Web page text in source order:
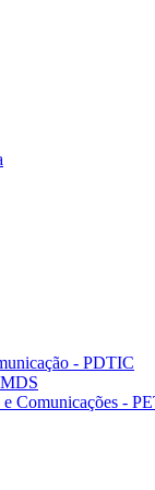
- PDTIC
Comunicações -